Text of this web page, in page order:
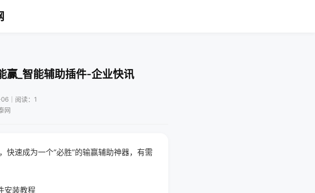
赢_智能辅助插件-企业快讯
｜阅读：1
网
速成为一个“必胜”的输赢辅助神器，有需
安装教程